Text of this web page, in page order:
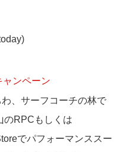
ャンペーン
わ、サーフコーチの林で
のRPCもしくは
でパフォーマンススー